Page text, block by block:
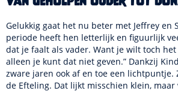
Gelukkig gaat het nu beter met Jeffrey en
periode heeft hen letterlijk en figuurlijk
dat je faalt als vader. Want je wilt toch
alleen je kunt dat niet geven.” Dankzij
zware jaren ook af en toe een lichtpuntje.
de Efteling. Dat lijkt misschien klein, maar